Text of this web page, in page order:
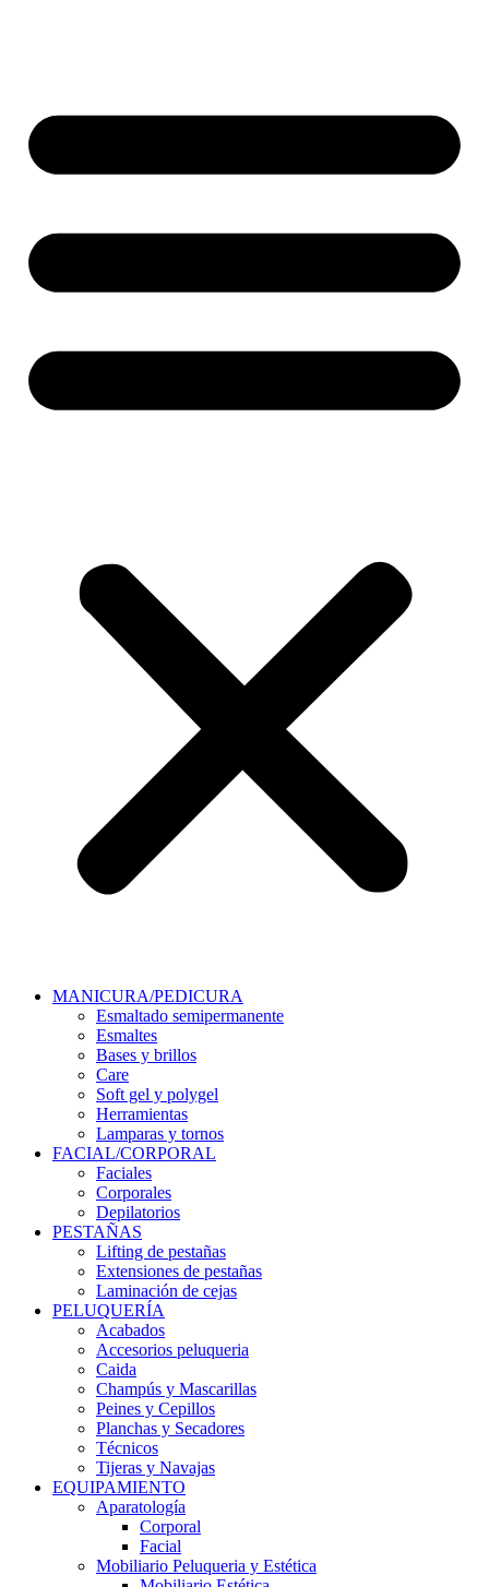
MANICURA/PEDICURA
Esmaltado semipermanente
Esmaltes
Bases y brillos
Care
Soft gel y polygel
Herramientas
Lamparas y tornos
FACIAL/CORPORAL
Faciales
Corporales
Depilatorios
PESTAÑAS
Lifting de pestañas
Extensiones de pestañas
Laminación de cejas
PELUQUERÍA
Acabados
Accesorios peluqueria
Caida
Champús y Mascarillas
Peines y Cepillos
Planchas y Secadores
Técnicos
Tijeras y Navajas
EQUIPAMIENTO
Aparatología
Corporal
Facial
Mobiliario Peluqueria y Estética